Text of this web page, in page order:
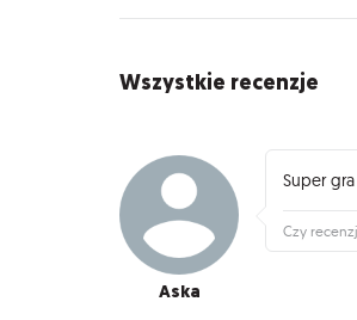
Wszystkie recenzje
Aska
Super
Czy